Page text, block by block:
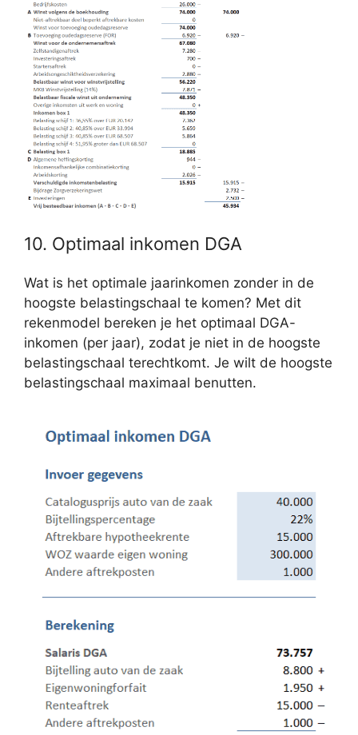
10. Optimaal inkomen DGA
Wat is het optimale jaarinkomen zonder in de
hoogste belastingschaal te komen? Met dit
rekenmodel bereken je het optimaal DGA-
inkomen (per jaar), zodat je niet in de hoogste
belastingschaal terechtkomt. Je wilt de hoogste
belastingschaal maximaal benutten.